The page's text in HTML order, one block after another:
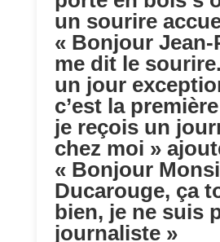
un sourire
« Bonjour Jean-
me dit le
un jour
c’est la
je reçois un
chez moi »
« Bonjour
Ducarouge, ça
bien, je ne suis
journaliste »